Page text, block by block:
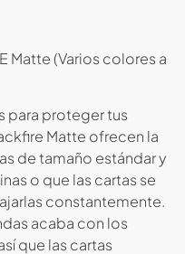
Matte (Varios colores a
para proteger tus
Matte ofrecen la
de tamaño estándar y
o que las cartas se
constantemente.
acaba con los
que las cartas